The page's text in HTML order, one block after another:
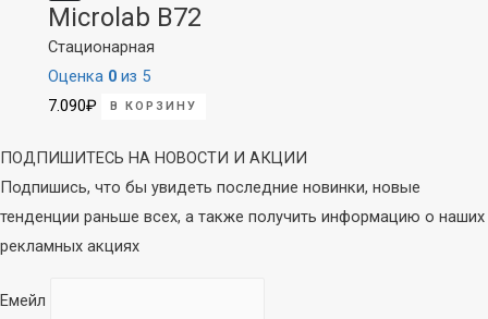
Microlab B72
Стационарная
Оценка 0из 5
7.090₽ В КОРЗИНУ
ПОДПИШИТЕСЬ НА НОВОСТИ И АКЦИИ
Подпишись, что бы увидеть последние новинки, новые
тенденции раньше всех, а также получить информацию о наших
рекламных акциях
Емейл